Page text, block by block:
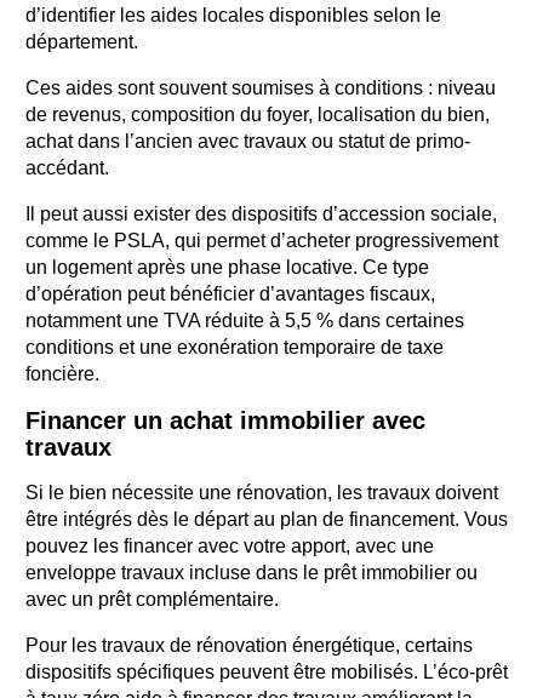
d’identifier les aides locales disponibles selon le
département.
Ces aides sont souvent soumises à conditions : niveau
de revenus, composition du foyer, localisation du bien,
achat dans l’ancien avec travaux ou statut de primo-
accédant.
Il peut aussi exister des dispositifs d’accession sociale,
comme le PSLA, qui permet d’acheter progressivement
un logement après une phase locative. Ce type
d’opération peut bénéficier d’avantages fiscaux,
notamment une TVA réduite à 5,5 % dans certaines
conditions et une exonération temporaire de taxe
foncière.
Financer un achat immobilier avec
travaux
Si le bien nécessite une rénovation, les travaux doivent
être intégrés dès le départ au plan de financement. Vous
pouvez les financer avec votre apport, avec une
enveloppe travaux incluse dans le prêt immobilier ou
avec un prêt complémentaire.
Pour les travaux de rénovation énergétique, certains
dispositifs spécifiques peuvent être mobilisés. L’éco-prêt